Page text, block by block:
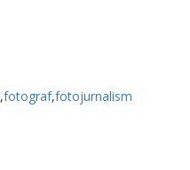
,fotograf,fotojurnalism